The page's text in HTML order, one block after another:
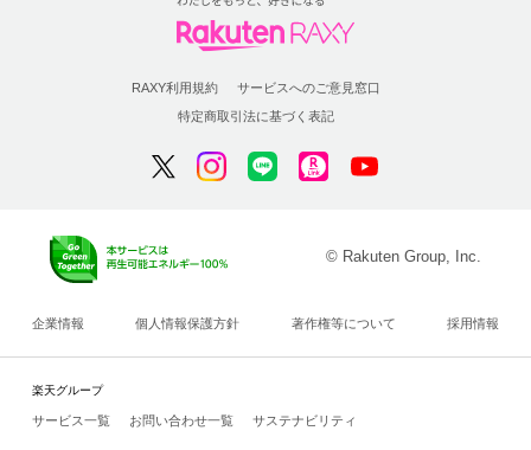
RAXY利用規約
サービスへのご意見窓口
特定商取引法に基づく表記
© Rakuten Group, Inc.
企業情報 個人情報保護方針 著作権等について 採用情報
楽天グループ
サービス一覧 お問い合わせ一覧 サステナビリティ